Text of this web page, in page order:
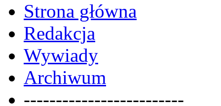
Strona główna
Redakcja
Wywiady
Archiwum
-------------------------